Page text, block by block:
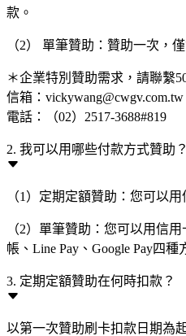
款。
（2） 單筆贊助：贊助一次，
＊企業特別贊助需求，請聯繫
信箱：vickywang@cwgv.com.tw
電話：（02）2517-3688#819
2. 我可以用哪些付款方式贊助？
（1）定期定額贊助：您可以
（2）單筆贊助：您可以用信
帳、Line Pay、Google Pay四種
3. 定期定額贊助在何時扣款？
以第一次贊助刷卡扣款日期為